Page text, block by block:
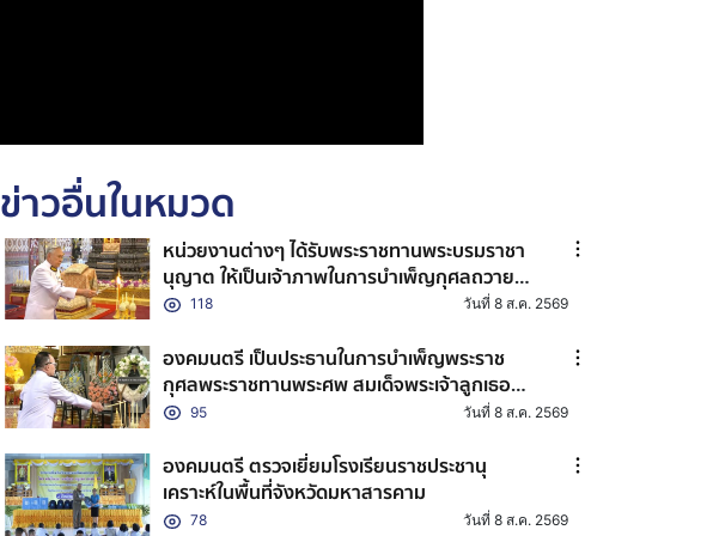
ข่าวอื่นในหมวด
หน่วยงานต่างๆ ได้รับพระราชทานพระบรมราชา
นุญาต ให้เป็นเจ้าภาพในการบำเพ็ญกุศลถวาย
พระบรมศพ สมเด็จพระนางเจ้าสิริกิติ์ พระบรม
118 วันที่ 8 ส.ค. 2569
องคมนตรี เป็นประธานในการบำเพ็ญพระราช
กุศลพระราชทานพระศพ สมเด็จพระเจ้าลูกเธอ
เจ้าฟ้าพัชรกิติยาภา นเรนทิราเทพยวดี กรม
95 วันที่ 8 ส.ค. 2569
องคมนตรี ตรวจเยี่ยมโรงเรียนราชประชานุ
เคราะห์ในพื้นที่จังหวัดมหาสารคาม
78 วันที่ 8 ส.ค. 2569